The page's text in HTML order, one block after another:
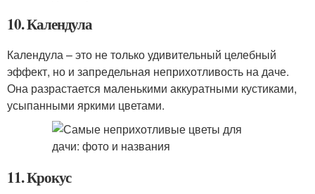
10. Календула
Календула – это не только удивительный целебный
эффект, но и запредельная неприхотливость на даче.
Она разрастается маленькими аккуратными кустиками,
усыпанными яркими цветами.
11. Крокус